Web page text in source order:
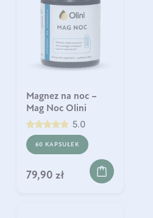
Magnez na noc –
Mag Noc Olini
5.0
60 KAPSUŁEK
79,90 zł